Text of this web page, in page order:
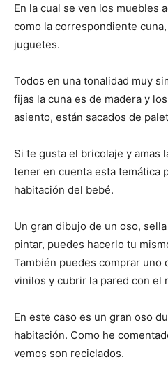
En la cual se ven los muebles
como la correspondiente
juguetes.
Todos en una tonalidad muy
fijas la cuna es de madera y
asiento, están sacados de
Si te gusta el bricolaje y amas
tener en cuenta esta temática
habitación del bebé.
Un gran dibujo de un oso,
pintar, puedes hacerlo tu
También puedes comprar uno
vinilos y cubrir la pared con el
En este caso es un gran oso
habitación. Como he
vemos son reciclados.